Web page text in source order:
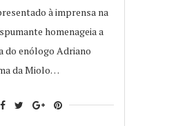
à imprensa na
homenageia a
do enólogo Adriano
da Miolo…